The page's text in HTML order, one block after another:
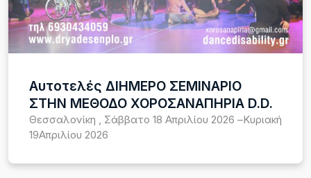
Αυτοτελές ΔΙΗΜΕΡΟ ΣΕΜΙΝΑΡΙΟ
ΣΤΗΝ ΜΕΘΟΔΟ ΧΟΡΟΣΑΝΑΠΗΡΙΑ D.D.
Θεσσαλονίκη , Σάββατο 18 Απριλίου 2026 –Κυριακή
19Απριλίου 2026